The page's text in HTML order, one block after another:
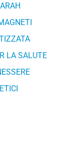
LA SALUTE